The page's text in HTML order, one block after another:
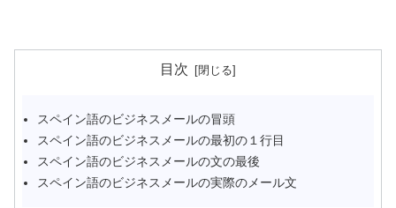
目次
スペイン語のビジネスメールの冒頭
スペイン語のビジネスメールの最初の１行目
スペイン語のビジネスメールの文の最後
スペイン語のビジネスメールの実際のメール文